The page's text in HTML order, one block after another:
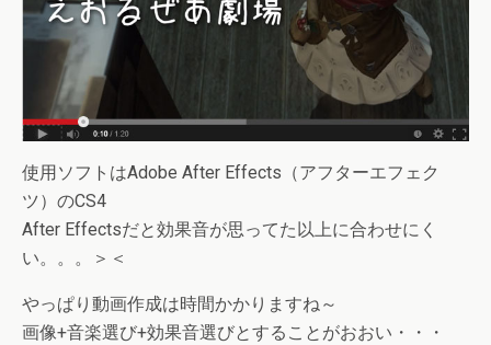
使用ソフトはAdobe After Effects（アフターエフェク
ツ）のCS4
After Effectsだと効果音が思ってた以上に合わせにく
い。。。＞＜
やっぱり動画作成は時間かかりますね～
画像+音楽選び+効果音選びとすることがおおい・・・